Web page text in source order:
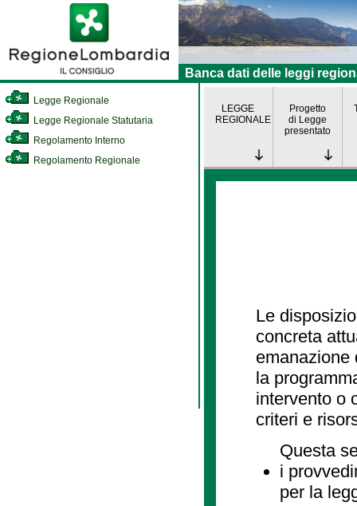
Banca dati delle leggi
Legge Regionale
Legge Regionale Statutaria
Regolamento Interno
Regolamento Regionale
LEGGE
REGIONALE
Progetto
di Legge
presentato
Le
concreta
emanazione
la
intervento o
criteri e
Questa
i
per la